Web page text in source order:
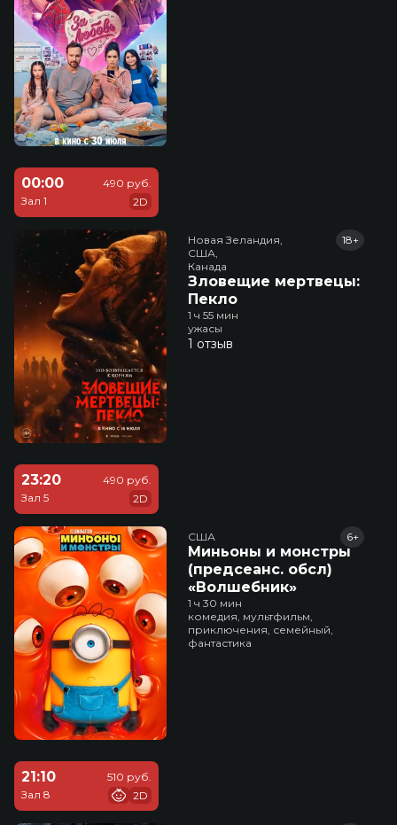
00:00
Зал 1
490 руб.
2D
Новая Зеландия,
США,
Канада
Зловещие мертвецы:
Пекло
18+
1 ч 55 мин
ужасы
1 отзыв
23:20
Зал 5
490 руб.
2D
США
Миньоны и монстры
(предсеанс. обсл)
«Волшебник»
6+
1 ч 30 мин
комедия, мультфильм,
приключения, семейный,
фантастика
21:10
Зал 8
510 руб.
2D